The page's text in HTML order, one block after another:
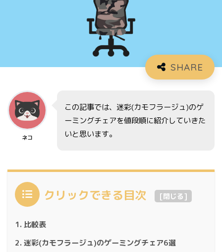
ネコ
この記事では、迷彩(カモフラージュ)のゲ
ーミングチェアを値段順に紹介していきた
いと思います。
クリックできる目次 [閉じる]
比較表
迷彩(カモフラージュ)のゲーミングチェア6選